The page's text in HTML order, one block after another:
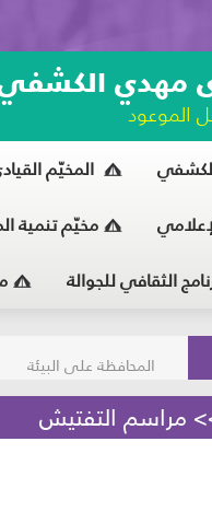
مهدي
الموعود
المخيّم
مخيّم تنمية
الثقافي للجوالة
مسابقة الركب الحسينيّ
المحافظة على البيئة
مراسم التفتيش